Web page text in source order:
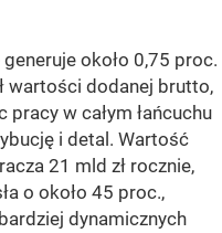
około 0,75 proc.
wartości dodanej brutto,
w całym łańcuchu
i detal. Wartość
21 mld zł rocznie,
o około 45 proc.,
dynamicznych